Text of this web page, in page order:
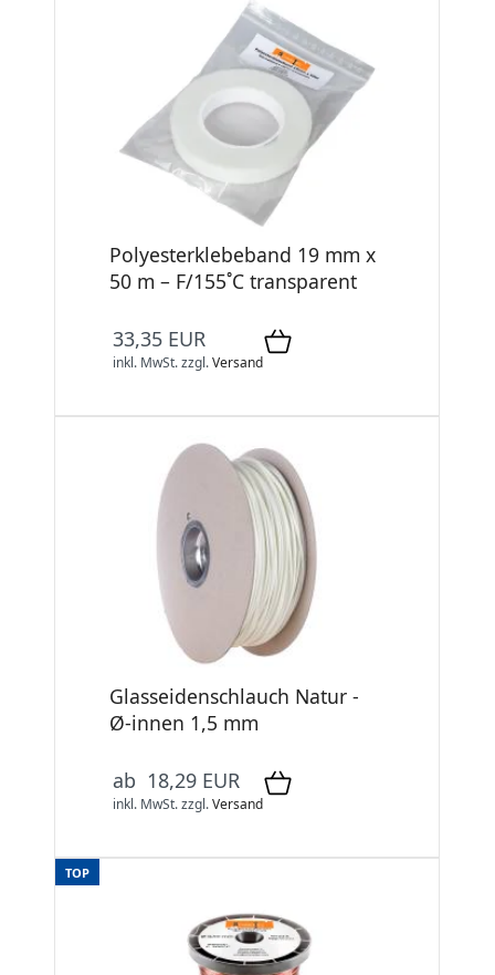
Polyesterklebeband 19 mm x
50 m – F/155˚C transparent
33,35 EUR
inkl. MwSt.zzgl.Versand
Glasseidenschlauch Natur -
Ø-innen 1,5 mm
ab 18,29 EUR
inkl. MwSt.zzgl.Versand
TOP